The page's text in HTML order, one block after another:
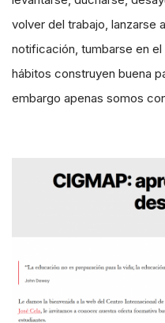
volver del trabajo, lanzarse
notificación, tumbarse en
hábitos construyen buena
embargo apenas somos